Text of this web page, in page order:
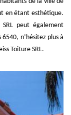
en étant esthétique.
peut également
n’hésitez plus à
Toiture SRL.